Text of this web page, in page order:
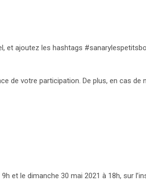
et ajoutez les hashtags
de votre participation. De plus, en cas de
et le dimanche 30 mai 2021 à 18h, sur